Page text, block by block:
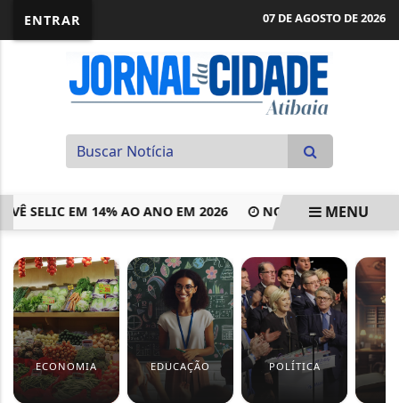
ENTRAR 07 DE AGOSTO DE 2026
EM 14% AO ANO EM 2026 NOVA LEI CRIA FILTROS
MENU
ECONOMIA EDUCAÇÃO POLÍTICA